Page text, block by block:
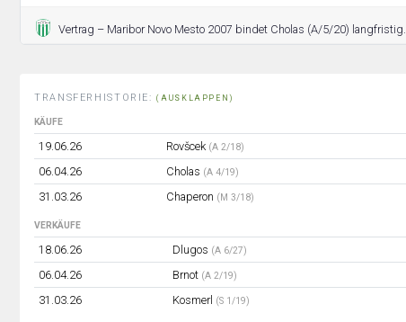
Vertrag – Maribor Novo Mesto 2007 bindet Cholas (A/5/20) langfristig.
TRANSFERHISTORIE:(AUSKLAPPEN)
KÄUFE
19.06.26 Rovšcek (A 2/18)
06.04.26
Cholas (A 4/19)
31.03.26
Chaperon (M 3/18)
VERKÄUFE
18.06.26 Dlugos (A 6/27)
06.04.26
Brnot (A 2/19)
31.03.26
Kosmerl (S 1/19)